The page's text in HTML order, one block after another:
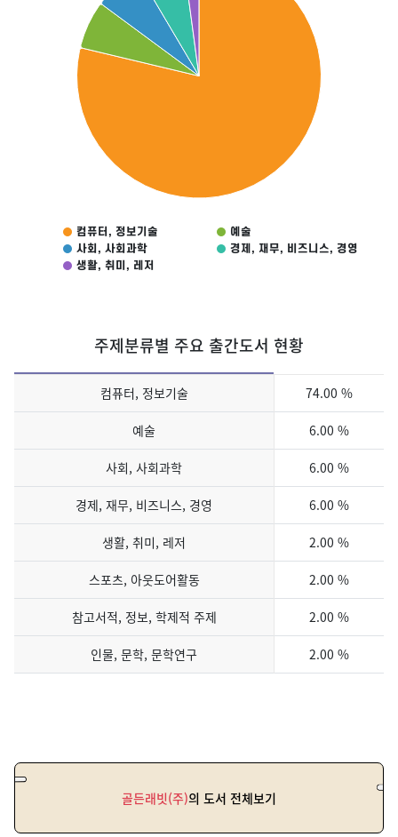
컴퓨터, 정보기술
예술
사회, 사회과학
경제, 재무, 비즈니스, 경영
생활, 취미, 레저
주제분류별 주요 출간도서 현황
컴퓨터, 정보기술 74.00 %
예술 6.00 %
사회, 사회과학 6.00 %
경제, 재무, 비즈니스, 경영 6.00 %
생활, 취미, 레저 2.00 %
스포츠, 아웃도어활동 2.00 %
참고서적, 정보, 학제적 주제 2.00 %
인물, 문학, 문학연구 2.00 %
골든래빗(주)의 도서 전체보기